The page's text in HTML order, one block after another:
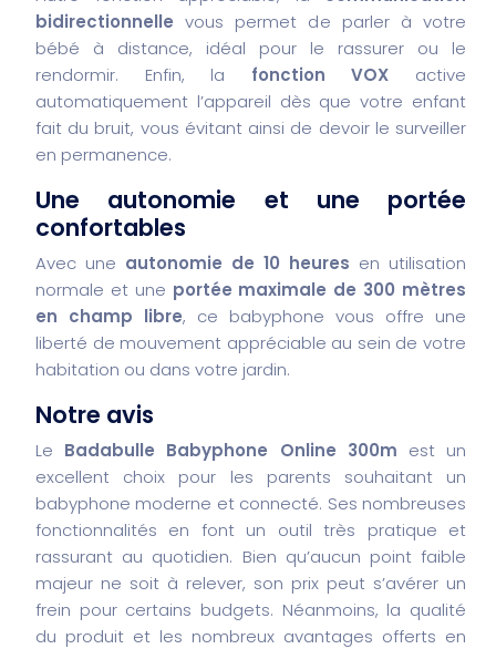
bidirectionnelle vous permet de parler à votre
bébé à distance, idéal pour le rassurer ou le
rendormir. Enfin, la fonction VOX active
automatiquement l’appareil dès que votre enfant
fait du bruit, vous évitant ainsi de devoir le surveiller
en permanence.
Une autonomie et une portée
confortables
Avec une autonomie de 10 heures en utilisation
normale et une portée maximale de 300 mètres
en champ libre, ce babyphone vous offre une
liberté de mouvement appréciable au sein de votre
habitation ou dans votre jardin.
Notre avis
Le Badabulle Babyphone Online 300m est un
excellent choix pour les parents souhaitant un
babyphone moderne et connecté. Ses nombreuses
fonctionnalités en font un outil très pratique et
rassurant au quotidien. Bien qu’aucun point faible
majeur ne soit à relever, son prix peut s’avérer un
frein pour certains budgets. Néanmoins, la qualité
du produit et les nombreux avantages offerts en